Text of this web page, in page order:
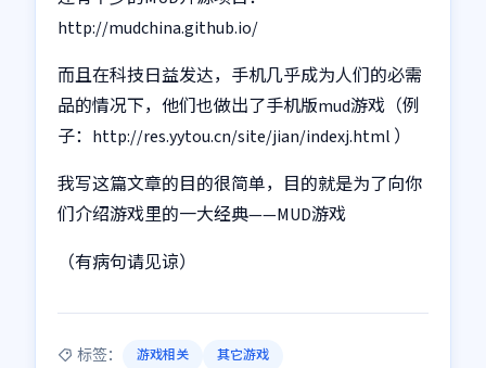
http://mudchina.github.io/
而且在科技日益发达，手机几乎成为人们的必需
品的情况下，他们也做出了手机版mud游戏（例
子：http://res.yytou.cn/site/jian/indexj.html ）
我写这篇文章的目的很简单，目的就是为了向你
们介绍游戏里的一大经典——MUD游戏
（有病句请见谅）
标签： 游戏相关 其它游戏